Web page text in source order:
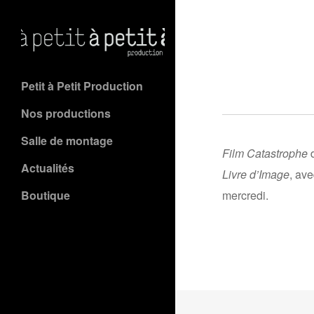
Petit à Petit Production
Nos productions
Salle de montage
Actualités
Boutique
Film Catastrophe
Livre d’Image,
mercredi.